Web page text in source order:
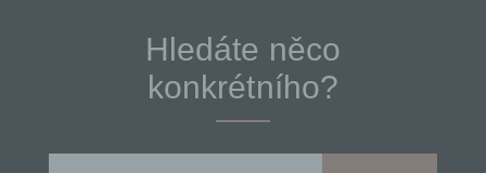
Hledáte něco
konkrétního?